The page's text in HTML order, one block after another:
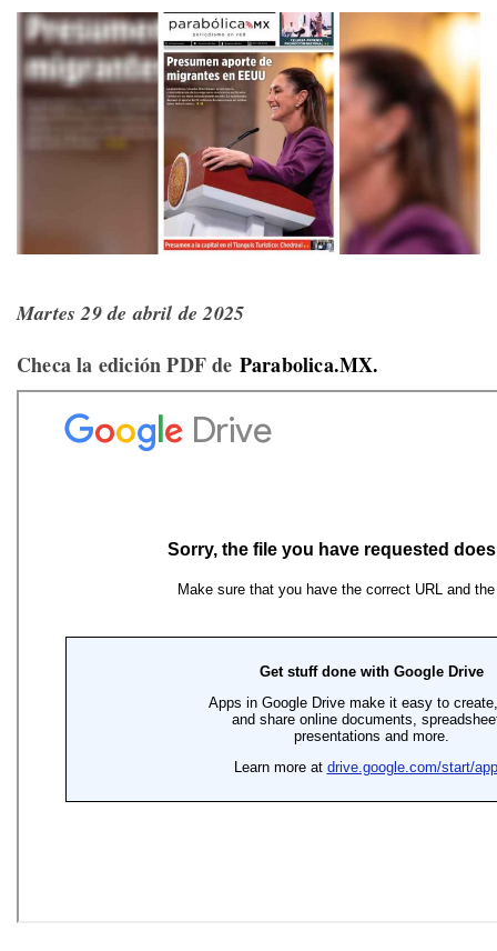
Martes 29 de abril de 2025
Checa la edición PDF de Parabolica.MX.